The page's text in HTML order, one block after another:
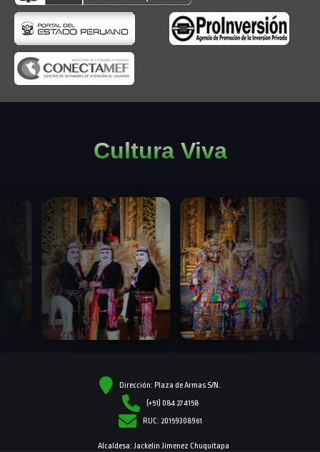
Cultura Viva
Dirección: Plaza de Armas S/N.
(+51) 084 274158
RUC: 20159308961
Alcaldesa: Jackelin Jimenez Chuquitapa